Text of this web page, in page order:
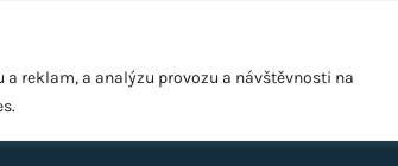
reklam, a analýzu provozu a návštěvnosti na